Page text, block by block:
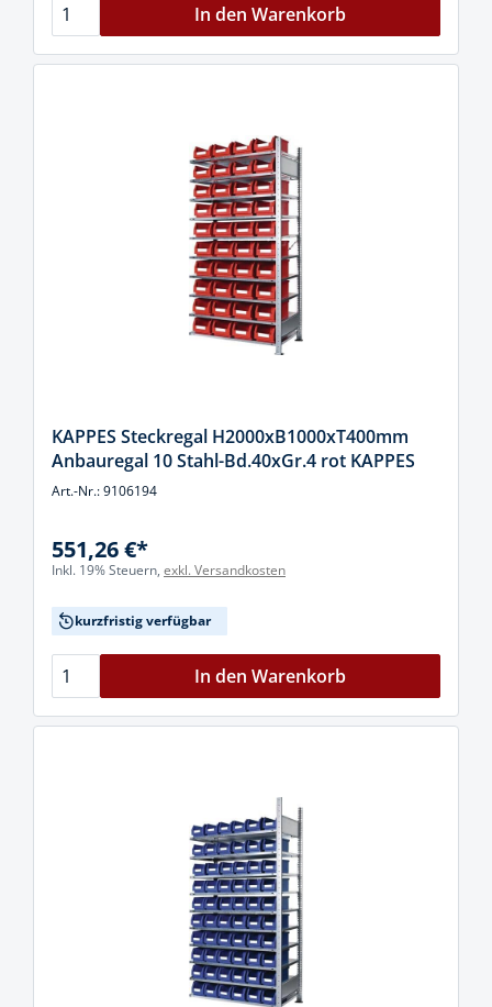
In den Warenkorb
KAPPES Steckregal H2000xB1000xT400mm
Anbauregal 10 Stahl-Bd.40xGr.4 rot KAPPES
Art.-Nr.: 9106194
551,26 €*
Inkl. 19% Steuern, exkl. Versandkosten
kurzfristig verfügbar
In den Warenkorb